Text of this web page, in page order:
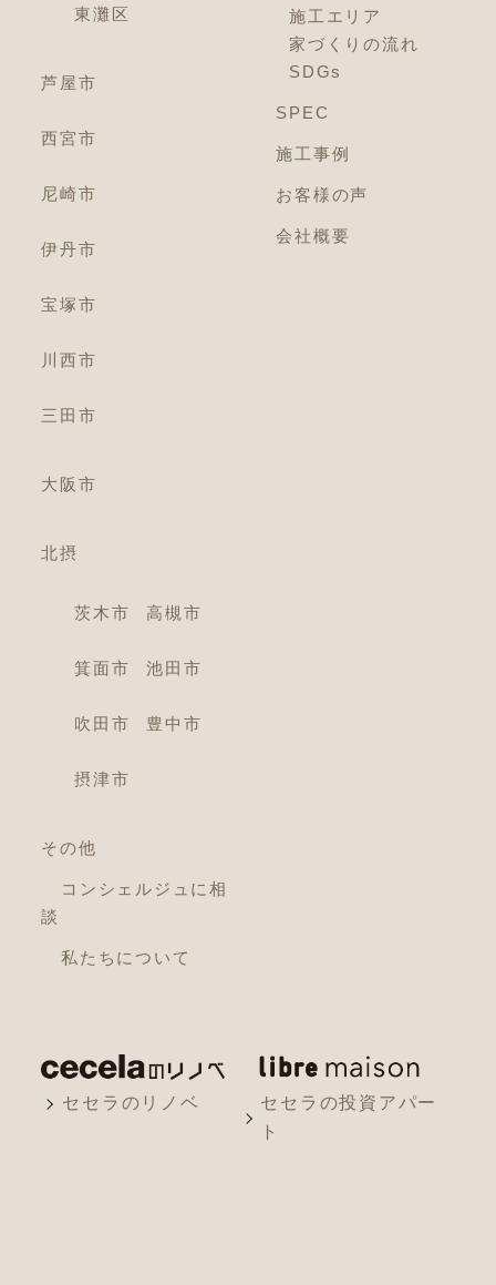
東灘区
芦屋市
西宮市
尼崎市
伊丹市
宝塚市
川西市
三田市
大阪市
北摂
茨木市 高槻市
箕面市 池田市
吹田市 豊中市
摂津市
その他
コンシェルジュに相
談
私たちについて
施工エリア
家づくりの流れ
SDGs
SPEC
施工事例
お客様の声
会社概要
セセラのリノベ
セセラの投資アパー
ト